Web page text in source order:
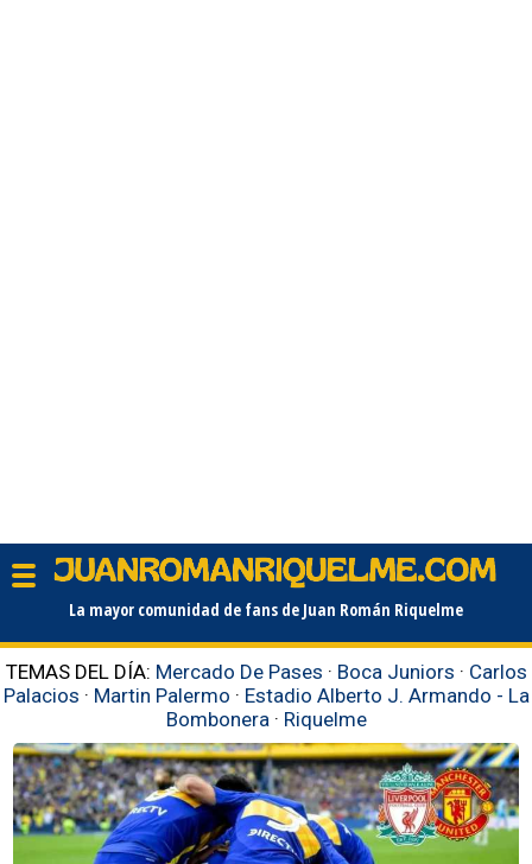
La mayor comunidad de fans de Juan Román Riquelme
TEMAS DEL DÍA: Mercado De Pases · Boca Juniors · Carlos
Palacios · Martin Palermo · Estadio Alberto J. Armando - La
Bombonera · Riquelme